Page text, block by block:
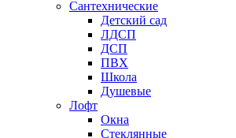
Сантехнические
Детский сад
ЛДСП
ДСП
ПВХ
Школа
Душевые
Лофт
Окна
Стеклянные